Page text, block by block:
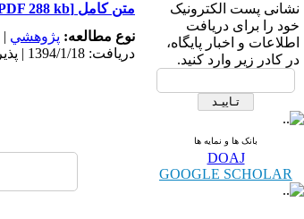
نشانی پست الکترونیک
خود را برای دریافت
اطلاعات و اخبار پایگاه،
در کادر زیر وارد کنید.
بانک ها و نمایه ها
DOAJ
GOOGLE SCHOLAR
متن کامل [PDF 288 kb]
نوع مطالعه: پژوهشي |
دریافت: 1394/1/18 | پذیرش: 1394/1/18 | انتشار: 1394/1/18